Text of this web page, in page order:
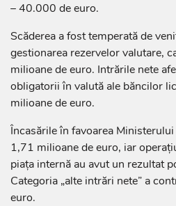
– 40.000 de euro.
Scăderea a fost temperată de
gestionarea rezervelor valutare,
milioane de euro. Intrările nete
obligatorii în valută ale băncilor
milioane de euro.
Încasările în favoarea
1,71 milioane de euro, iar
piața internă au avut un rezultat
Categoria „alte intrări nete” a
euro.